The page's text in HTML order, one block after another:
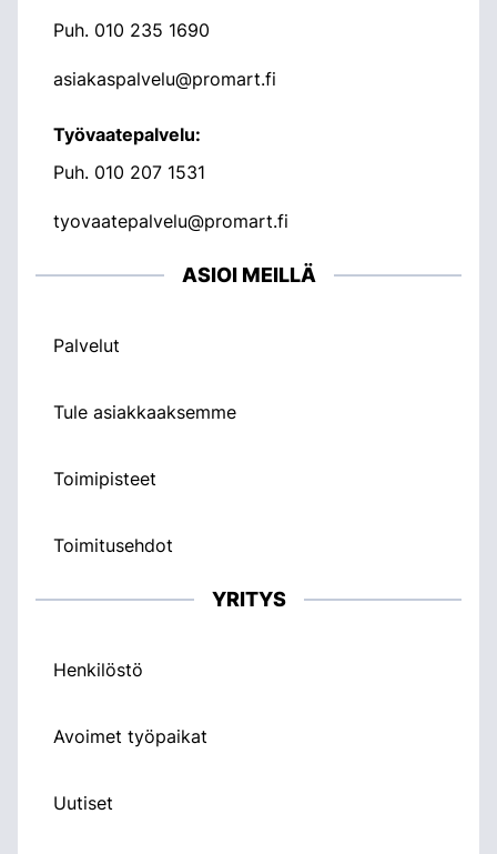
Puh. 010 235 1690
asiakaspalvelu@promart.fi
Työvaatepalvelu:
Puh. 010 207 1531
tyovaatepalvelu@promart.fi
ASIOI MEILLÄ
Palvelut
Tule asiakkaaksemme
Toimipisteet
Toimitusehdot
YRITYS
Henkilöstö
Avoimet työpaikat
Uutiset